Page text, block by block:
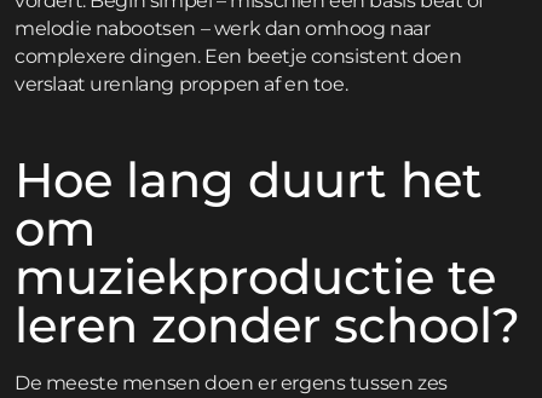
melodie nabootsen – werk dan omhoog naar
complexere dingen. Een beetje consistent doen
verslaat urenlang proppen af en toe.
Hoe lang duurt het
om
muziekproductie te
leren zonder school?
De meeste mensen doen er ergens tussen zes